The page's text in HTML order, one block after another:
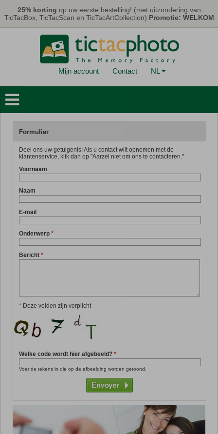
25% korting op uw eerste bestelling! (met uitzondering van
TicTacBox, TicTacScan en TicTacArtCollection) Promotie: WELKOM
Mijn account Contact NL
Muurdecoraties
Kaarten & Kalenders
Fotoprints
Geschenken
TicTacBox
Eco
Promo
Formulier
Deel ons uw getuigenis! Als u contact wilt opnemen met de
klantenservice, klik dan op "Aarzel niet om ons te contacteren."
Voornaam
Naam
E-mail
Onderwerp *
Bericht *
* Deze velden zijn verplicht
Welke code wordt hier afgebeeld? *
Voer de tekens in die op de afbeelding worden getoond.